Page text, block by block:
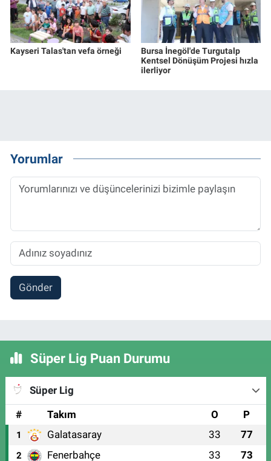
Kayseri Talas'tan vefa örneği
Bursa İnegöl'de Turgutalp
Kentsel Dönüşüm Projesi hızla
ilerliyor
Yorumlar
Gönder
Süper Lig Puan Durumu
Süper Lig
#
Takım O P
1 Galatasaray 33 77
2 Fenerbahçe 33 73